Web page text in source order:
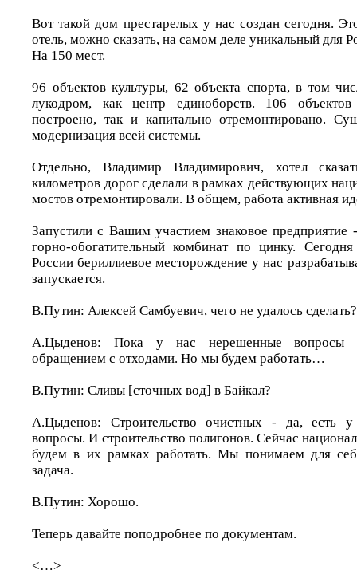
Вот такой дом престарелых у нас создан сегодня.
отель, можно сказать, на самом деле уникальный для
На 150 мест.
96 объектов культуры, 62 объекта спорта, в том
лукодром, как центр единоборств. 106 объектов
построено, так и капитально отремонтировано.
модернизация всей системы.
Отдельно, Владимир Владимирович, хотел
километров дорог сделали в рамках действующих
мостов отремонтировали. В общем, работа активная
Запустили с Вашим участием знаковое
горно-обогатительный комбинат по цинку.
России бериллиевое месторождение у нас
запускается.
В.Путин: Алексей Самбуевич, чего не удалось сделать?
А.Цыденов: Пока у нас нерешенные вопросы
обращением с отходами. Но мы будем работать…
В.Путин: Сливы [сточных вод] в Байкал?
А.Цыденов: Строительство очистных - да, есть
вопросы. И строительство полигонов. Сейчас
будем в их рамках работать. Мы понимаем для
задача.
В.Путин: Хорошо.
Теперь давайте поподробнее по документам.
<…>